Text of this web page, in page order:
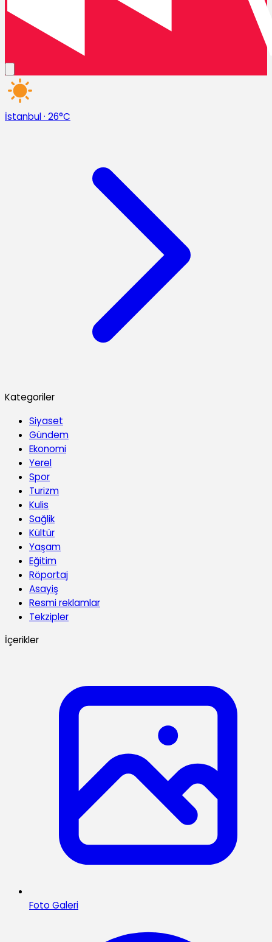
İstanbul· 26°C
Kategoriler
Siyaset
Gündem
Ekonomi
Yerel
Spor
Turizm
Kulis
Sağlik
Kültür
Yaşam
Eğitim
Röportaj
Asayiş
Resmi reklamlar
Tekzipler
İçerikler
Foto Galeri